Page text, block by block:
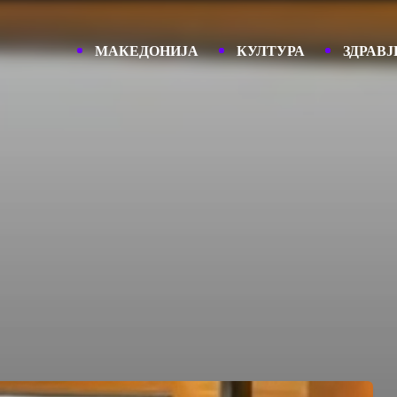
МАКЕДОНИЈА КУЛТУРА